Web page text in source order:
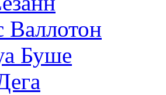
Валлотон
Буше